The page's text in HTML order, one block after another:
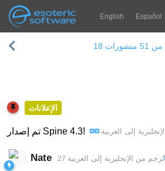
Esoteric Software
Navigation English Español
الرئيسية
الدعم
Spine
الإعلانات
تم إصدار Spine 4.3! الإنجليزية إلى العربية
18 من 51 منشورات
Nate تُرجم من الإنجليزية إلى العربية